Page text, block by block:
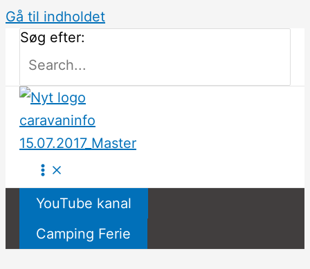
Gå til indholdet
Søg efter:
YouTube kanal
Camping Ferie